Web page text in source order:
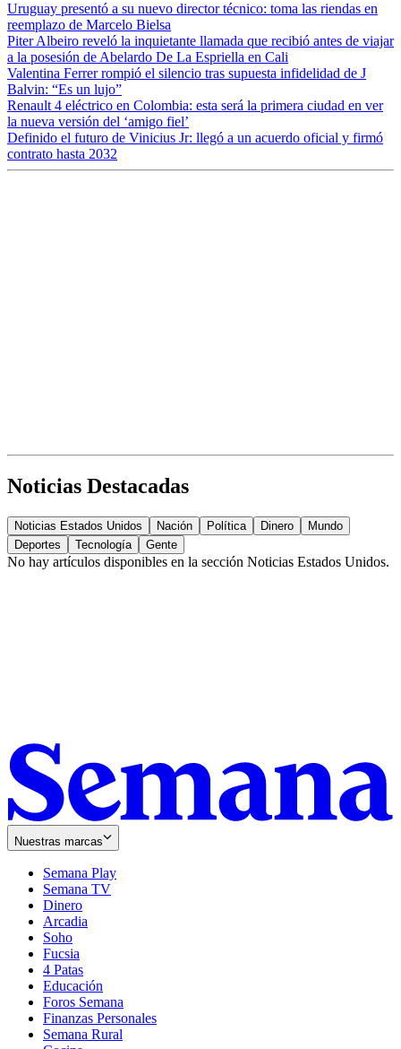
Uruguay presentó a su nuevo director técnico: toma las riendas en
reemplazo de Marcelo Bielsa
Piter Albeiro reveló la inquietante llamada que recibió antes de viajar
a la posesión de Abelardo De La Espriella en Cali
Valentina Ferrer rompió el silencio tras supuesta infidelidad de J
Balvin: “Es un lujo”
Renault 4 eléctrico en Colombia: esta será la primera ciudad en ver
la nueva versión del ‘amigo fiel’
Definido el futuro de Vinicius Jr: llegó a un acuerdo oficial y firmó
contrato hasta 2032
Noticias Destacadas
Noticias Estados Unidos Nación Política Dinero
Mundo
Deportes
Tecnología Gente
No hay artículos disponibles en la sección Noticias Estados Unidos.
Nuestras marcas
Semana Play
Semana TV
Dinero
Arcadia
Soho
in
new
window
Fucsia
in
new
window
4 Patas
Educación
Foros Semana
Finanzas Personales
Semana Rural